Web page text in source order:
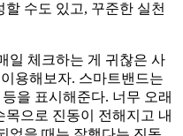
수도 있고, 꾸준한 실천
일 체크하는 게 귀찮은 사
용해보자. 스마트밴드는
을 표시해준다. 너무 오래
으로 진동이 전해지고 내